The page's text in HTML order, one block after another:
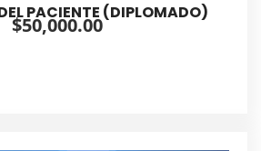
PACIENTE (DIPLOMADO)
$50,000.00